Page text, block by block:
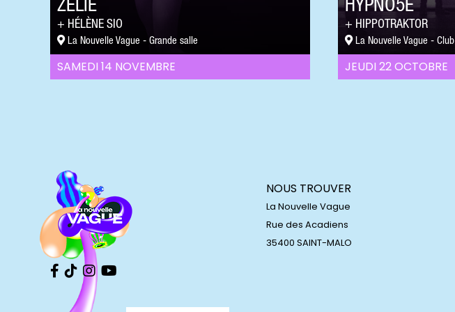
SAMEDI 14 NOVEMBRE
ZÉLIE
HÉLÈNE SIO
La Nouvelle Vague - Grande salle
JEUDI 22 OCTOBRE
HYPNO5E
HIPPOTRAKTOR
La Nouvelle Vague - Club
NOUS TROUVER
La Nouvelle Vague
Rue des Acadiens
35400 SAINT-MALO